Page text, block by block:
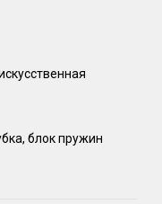
блок пружин